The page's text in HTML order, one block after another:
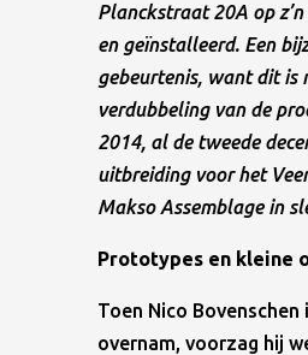
Planckstraat 20A op
en geïnstalleerd. Een
gebeurtenis, want dit is
verdubbeling van de
2014, al de tweede
uitbreiding voor het
Makso Assemblage in
Prototypes en kleine
Toen Nico Bovenschen
overnam, voorzag hij